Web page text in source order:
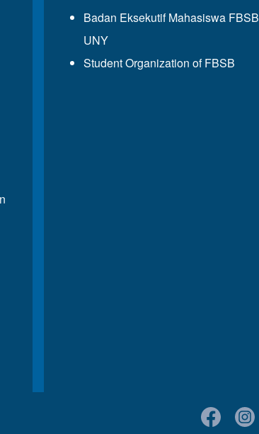
Badan Eksekutif Mahasiswa FBSB
UNY
Student Organization of FBSB